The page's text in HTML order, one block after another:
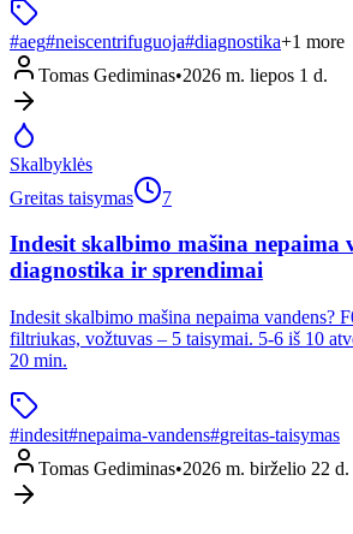
#aeg#neiscentrifuguoja#diagnostika+1 more
Tomas Gediminas•2026 m. liepos 1 d.
Skalbyklės
Greitas taisymas
7
Indesit skalbimo mašina nepaima
diagnostika ir sprendimai
Indesit skalbimo mašina nepaima vandens?
filtriukas, vožtuvas – 5 taisymai. 5-6 iš 10
20 min.
#indesit#nepaima-vandens#greitas-taisymas
Tomas Gediminas•2026 m. birželio 22 d.